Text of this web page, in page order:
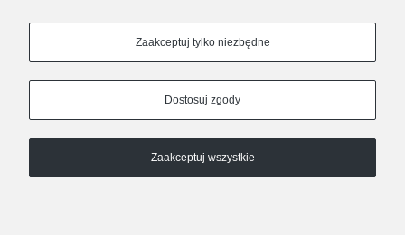
Copyrights © 2024 - ORSKA
Zaakceptuj tylko niezbędne
Dostosuj zgody
Zaakceptuj wszystkie